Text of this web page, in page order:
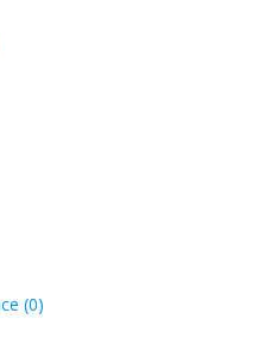
(0)